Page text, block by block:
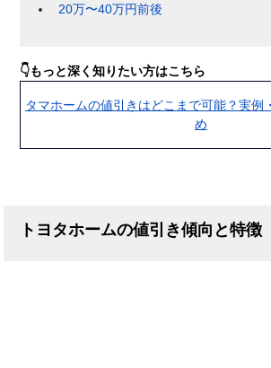
20万〜40万円前後
👇もっと深く知りたい方はこちら
タマホームの値引きはどこまで可能？実例
め
トヨタホームの値引き傾向と特徴